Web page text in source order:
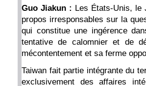
Guo Jiakun : Les États-Unis, le
propos irresponsables sur la
qui constitue une ingérence
tentative de calomnier et de
mécontentement et sa ferme
Taiwan fait partie intégrante du
exclusivement des affaires